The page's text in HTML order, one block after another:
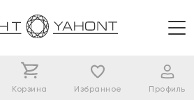
Корзина Избранное Профиль